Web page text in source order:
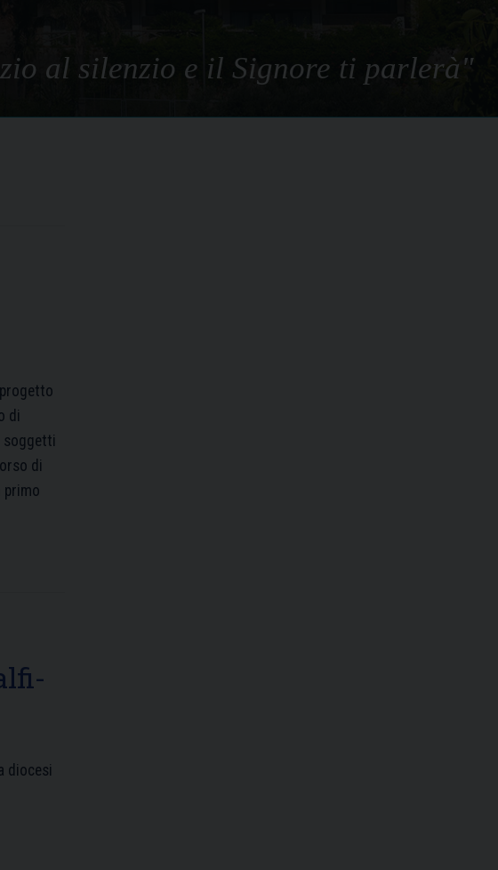
al silenzio e il Signore ti parlerà"
progetto
di
soggetti
di
primo
diocesi